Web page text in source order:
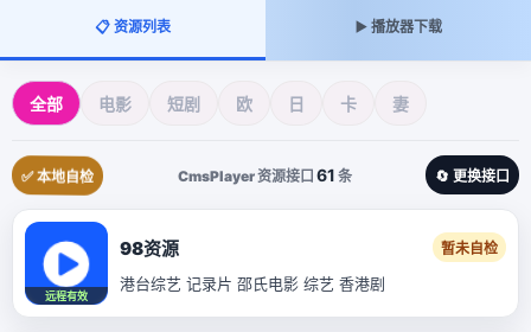
📋 资源列表 ▶️ 播放器下载
全部 电影 短剧 欧 日 卡 妻
✅ 本地自检 CmsPlayer 资源接口 61 条 🔄 更换接口
远程有效
98资源 暂未自检
港台综艺 记录片 邵氏电影 综艺 香港剧